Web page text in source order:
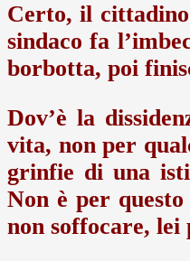
Certo, il
sindaco fa
borbotta, poi
Dov’è la
vita, non per
grinfie di una
Non è per
non soffocare, lei